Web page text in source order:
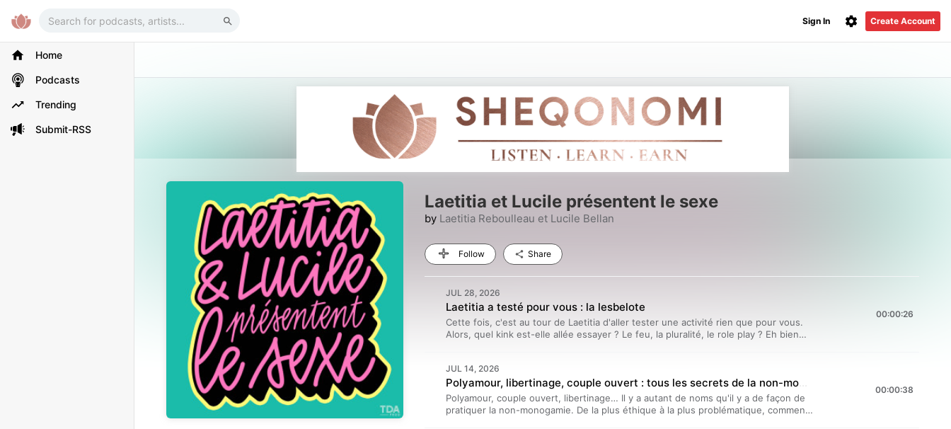
Create Account
Sign In
Home
Podcasts
Trending
Submit-RSS
Laetitia et Lucile présentent le sexe
by Laetitia Reboulleau et Lucile Bellan
Follow Share
JUL 28, 2026
Laetitia a testé pour vous : la lesbelote
Cette fois, c'est au tour de Laetitia d'aller tester une activité rien que pour vous.
Alors, quel kink est-elle allée essayer ? Le feu, la pluralité, le role play ? Eh bien
https://www.instagram.com/lesbelote/“Laetitia et Lucile présentent…” est un
podcast bi-mensuel produit par TDA Prod. Il est présenté par Lucile Bellan et
Laetitia Reboulleau, et réalisé par Benjamin Saeptem Hours. Hébergé par Acast.
Visitez acast.com/privacy pour plus d'informations.
00:00:26
JUL 14, 2026
Polyamour, libertinage, couple ouvert : tous les secrets de la non-monogamie
Polyamour, couple ouvert, libertinage… Il y a autant de noms qu'il y a de façon de
pratiquer la non-monogamie. De la plus éthique à la plus problématique, comment
00:00:38